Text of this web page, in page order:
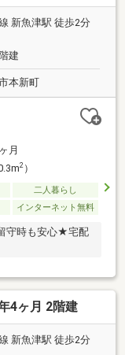
新魚津駅 徒歩2分
建
本新町
月
2）
二人暮らし
インターネット無料
守時も安心★宅配
4ヶ月 2階建
新魚津駅 徒歩2分